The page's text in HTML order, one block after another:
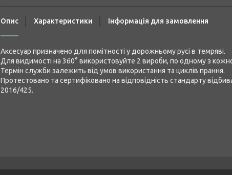
Опис Характеристики Інформація для замовлення
Аксесуар призначено для помітності у дорожньому русі в темряві.
Для видимості на 360° використовуйте 2 вироби, по одному з
Термін служби залежить від умов використання та циклів прання.
Протестовано та сертифіковано на відповідність стандарту
2016/425.